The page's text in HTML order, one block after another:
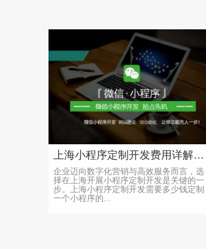
上海小程序定制开发费用详解，企业数字化营销方案报价
企业迈向数字化营销与高效服务而言，选
择在上海开展小程序定制开发是关键的一
步。上海小程序定制开发需要多少钱定制
一个小程序的...